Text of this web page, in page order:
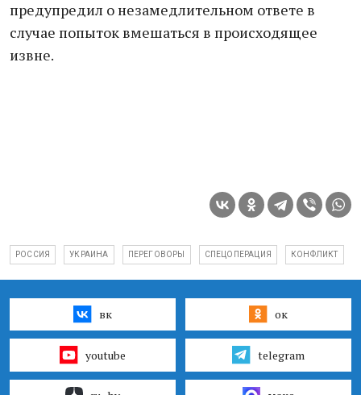
предупредил о незамедлительном ответе в
случае попыток вмешаться в происходящее
извне.
РОССИЯ УКРАИНА ПЕРЕГОВОРЫ СПЕЦОПЕРАЦИЯ КОНФЛИКТ
вк ок
youtube telegram